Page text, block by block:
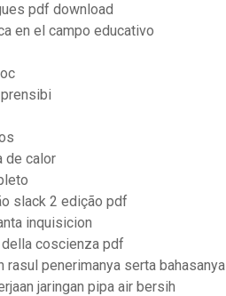
pdf download
en el campo educativo
de calor
slack 2 edição pdf
inquisicion
coscienza pdf
rasul penerimanya serta bahasanya
jaringan pipa air bersih